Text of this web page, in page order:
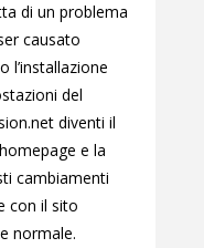
di un problema
causato
l’installazione
del
diventi il
e la
cambiamenti
con il sito
normale.